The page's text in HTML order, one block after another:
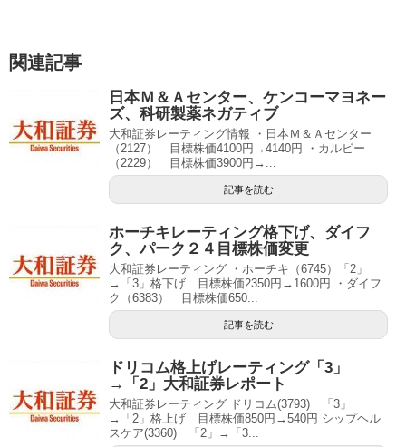
関連記事
日本Ｍ＆Ａセンター、ケンコーマヨネー
ズ、科研製薬ネガティブ
大和証券レーティング情報 ・日本Ｍ＆Ａセンター
（2127） 目標株価4100円→4140円 ・カルビー
（2229） 目標株価3900円→...
記事を読む
ホーチキレーティング格下げ、ダイフ
ク、パーク２４目標株価変更
大和証券レーティング ・ホーチキ（6745）「2」
→「3」格下げ 目標株価2350円→1600円 ・ダイフ
ク（6383） 目標株価650...
記事を読む
ドリコム格上げレーティング「3」
→「2」大和証券レポート
大和証券レーティング ドリコム(3793) 「3」
→「2」格上げ 目標株価850円→540円 シップヘル
スケア(3360) 「2」→「3...